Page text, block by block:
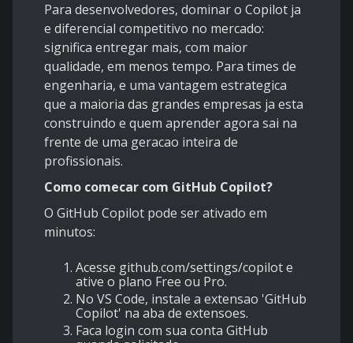
Para desenvolvedores, dominar o Copilot ja
e diferencial competitivo no mercado:
significa entregar mais, com maior
qualidade, em menos tempo. Para times de
engenharia, e uma vantagem estrategica
que a maioria das grandes empresas ja esta
construindo e quem aprender agora sai na
frente de uma geracao inteira de
profissionais.
Como comecar com GitHub Copilot?
O GitHub Copilot pode ser ativado em
minutos:
Acesse github.com/settings/copilot e
ative o plano Free ou Pro.
No VS Code, instale a extensao 'GitHub
Copilot' na aba de extensoes.
Faca login com sua conta GitHub